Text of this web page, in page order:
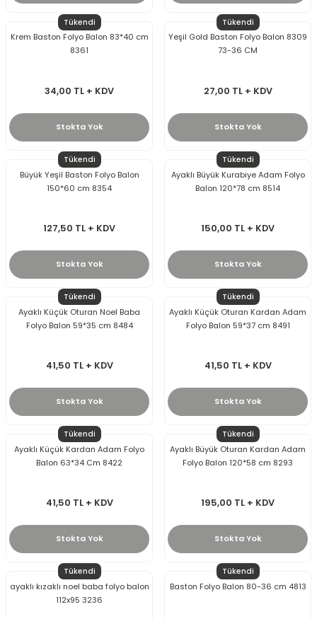
Tükendi
Krem Baston Folyo Balon 83*40 cm
8361
34,00 TL + KDV
Stokta Yok
Tükendi
Yeşil Gold Baston Folyo Balon 8309
73-36 CM
27,00 TL + KDV
Stokta Yok
Tükendi
Büyük Yeşil Baston Folyo Balon
150*60 cm 8354
127,50 TL + KDV
Stokta Yok
Tükendi
Ayaklı Büyük Kurabiye Adam Folyo
Balon 120*78 cm 8514
150,00 TL + KDV
Stokta Yok
Tükendi
Ayaklı Küçük Oturan Noel Baba
Folyo Balon 59*35 cm 8484
41,50 TL + KDV
Stokta Yok
Tükendi
Ayaklı Küçük Oturan Kardan Adam
Folyo Balon 59*37 cm 8491
41,50 TL + KDV
Stokta Yok
Tükendi
Ayaklı Küçük Kardan Adam Folyo
Balon 63*34 Cm 8422
41,50 TL + KDV
Stokta Yok
Tükendi
Ayaklı Büyük Oturan Kardan Adam
Folyo Balon 120*58 cm 8293
195,00 TL + KDV
Stokta Yok
Tükendi
ayaklı kızaklı noel baba folyo balon
112x95 3236
Tükendi
Baston Folyo Balon 80-36 cm 4813